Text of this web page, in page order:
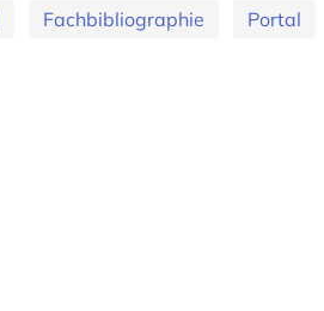
Fachbibliographie Portal